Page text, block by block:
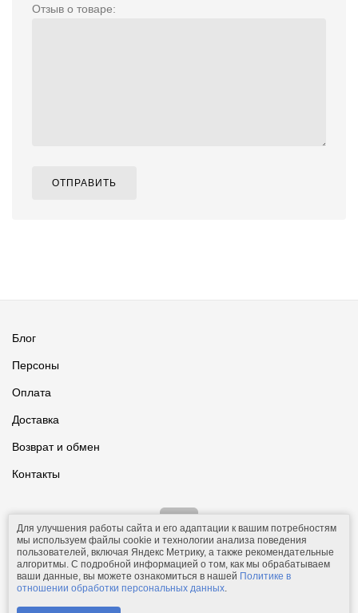
Отзыв о товаре:
ОТПРАВИТЬ
Блог
Персоны
Оплата
Доставка
Возврат и обмен
Контакты
© 2011-2026.Comfolio.ru— интернет-магазин текстиля и товаров
для дома.
Для улучшения работы сайта и его адаптации к вашим потребностям
мы используем файлы cookie и технологии анализа поведения
пользователей, включая Яндекс Метрику, а также рекомендательные
алгоритмы. С подробной информацией о том, как мы обрабатываем
ваши данные, вы можете ознакомиться в нашей Политике в
отношении обработки персональных данных.